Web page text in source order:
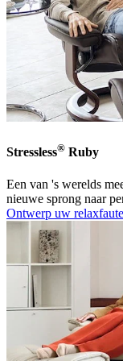
Stressless® Ruby
Een van 's werelds
nieuwe sprong naar
Ontwerp uw